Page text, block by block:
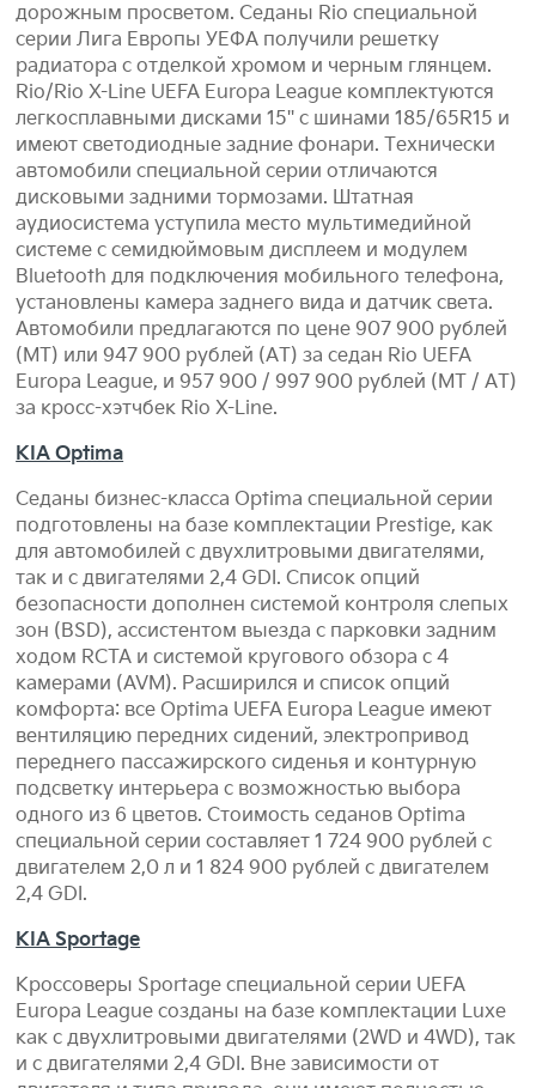
дорожным просветом. Седаны Rio специальной
серии Лига Европы УЕФА получили решетку
радиатора с отделкой хромом и черным глянцем.
Rio/Rio X-Line UEFA Europa League комплектуются
легкосплавными дисками 15'' с шинами 185/65R15 и
имеют светодиодные задние фонари. Технически
автомобили специальной серии отличаются
дисковыми задними тормозами. Штатная
аудиосистема уступила место мультимедийной
системе с семидюймовым дисплеем и модулем
Bluetooth для подключения мобильного телефона,
установлены камера заднего вида и датчик света.
Автомобили предлагаются по цене 907 900 рублей
(МТ) или 947 900 рублей (АТ) за седан Rio UEFA
Europa League, и 957 900 / 997 900 рублей (МТ / АТ)
за кросс-хэтчбек Rio X-Line.
KIA Optima
Седаны бизнес-класса Optima специальной серии
подготовлены на базе комплектации Prestige, как
для автомобилей с двухлитровыми двигателями,
так и с двигателями 2,4 GDI. Список опций
безопасности дополнен системой контроля слепых
зон (BSD), ассистентом выезда с парковки задним
ходом RCTA и системой кругового обзора с 4
камерами (AVM). Расширился и список опций
комфорта: все Optima UEFA Europa League имеют
вентиляцию передних сидений, электропривод
переднего пассажирского сиденья и контурную
подсветку интерьера с возможностью выбора
одного из 6 цветов. Стоимость седанов Optima
специальной серии составляет 1 724 900 рублей с
двигателем 2,0 л и 1 824 900 рублей с двигателем
2,4 GDI.
KIA Sportage
Кроссоверы Sportage специальной серии UEFA
Europa League созданы на базе комплектации Luxe
как с двухлитровыми двигателями (2WD и 4WD), так
и с двигателями 2,4 GDI. Вне зависимости от